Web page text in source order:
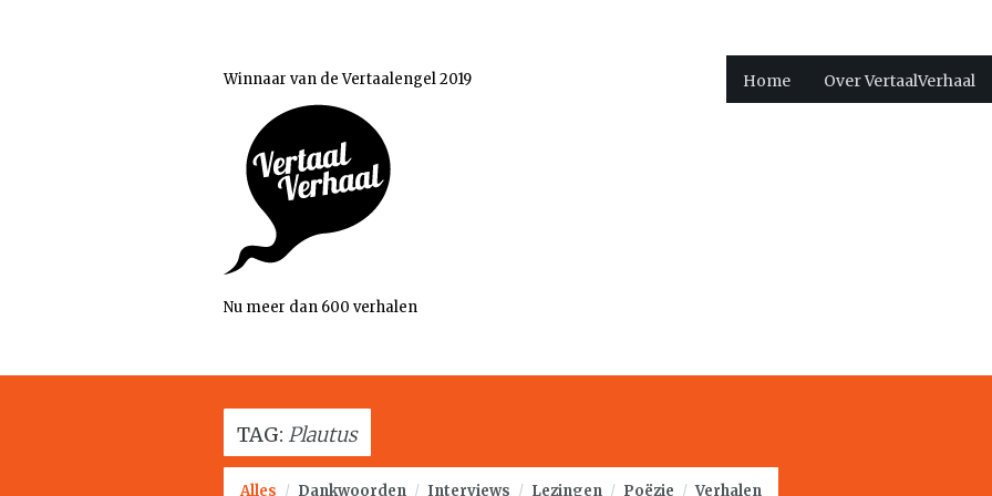
Winnaar van de Vertaalengel 2019
Nu meer dan 600 verhalen
Home Over VertaalVerhaal
TAG: Plautus
Alles / Dankwoorden / Interviews / Lezingen / Poëzie / Verhalen